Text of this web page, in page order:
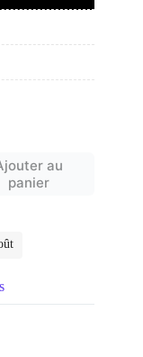
au
panier